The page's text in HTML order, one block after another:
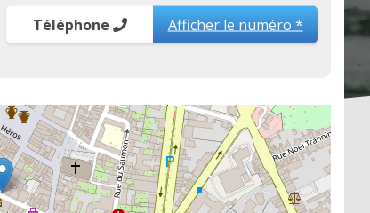
Téléphone Afficher le numéro *